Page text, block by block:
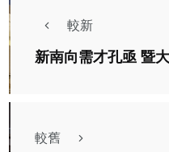
較新
新南向需才孔亟 暨
較舊